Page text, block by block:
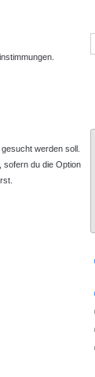
werden soll.
sofern du die Option